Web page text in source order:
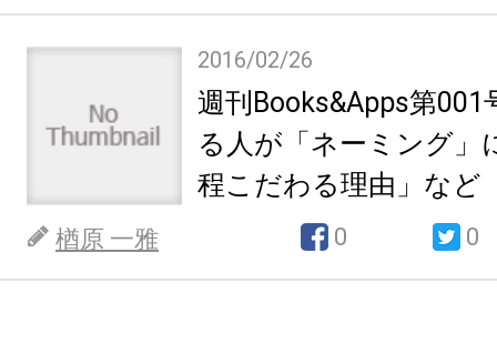
2016/02/26
週刊Books&Apps第001
る人が「ネーミング」
程こだわる理由」など
楢原 一雅 0 0